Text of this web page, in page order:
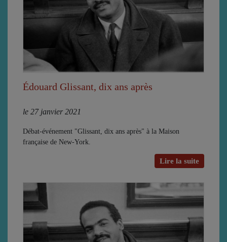
Édouard Glissant, dix ans après
le 27 janvier 2021
Débat-événement "Glissant, dix ans après" à la Maison
française de New-York.
Lire la suite